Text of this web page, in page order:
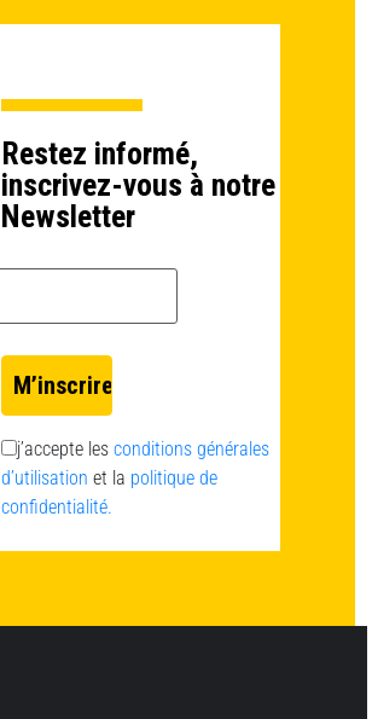
Restez informé,
inscrivez-vous à notre
Newsletter
j’accepte les conditions générales
d’utilisation et la politique de
confidentialité.